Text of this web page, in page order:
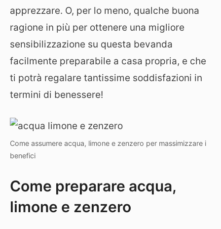
apprezzare. O, per lo meno, qualche buona
ragione in più per ottenere una migliore
sensibilizzazione su questa bevanda
facilmente preparabile a casa propria, e che
ti potrà regalare tantissime soddisfazioni in
termini di benessere!
Come assumere acqua, limone e zenzero per massimizzare i
benefici
Come preparare acqua,
limone e zenzero